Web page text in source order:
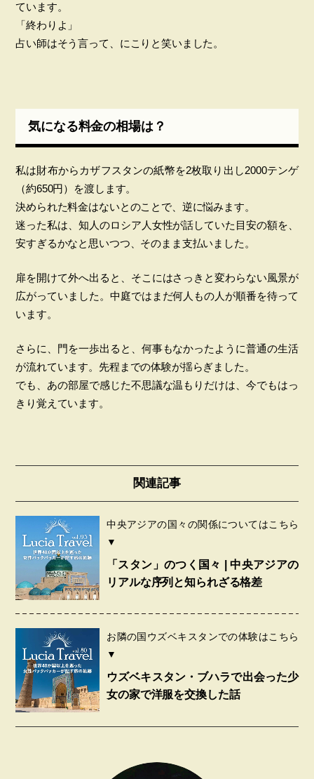
ています。
「終わりよ」
占い師はそう言って、にこりと笑いました。
気になる料金の相場は？
私は財布からカザフスタンの紙幣を2枚取り出し2000テンゲ
（約650円）を渡します。
決められた料金はないとのことで、逆に悩みます。
迷った私は、知人のロシア人女性が話していた目安の額を、
安すぎるかなと思いつつ、そのまま支払いました。
扉を開けて外へ出ると、そこにはさっきと変わらない風景が
広がっていました。中庭ではまだ何人もの人が順番を待って
います。
さらに、門を一歩出ると、何事もなかったように普通の生活
が流れています。先程までの体験が揺らぎました。
でも、あの部屋で感じた不思議な温もりだけは、今でもはっ
きり覚えています。
関連記事
中央アジアの国々の関係についてはこちら
▼
「スタン」のつく国々 | 中央アジアの
リアルな序列と知られざる格差
お隣の国ウズベキスタンでの体験はこちら
▼
ウズベキスタン・ブハラで出会った少
女の家で洋服を交換した話